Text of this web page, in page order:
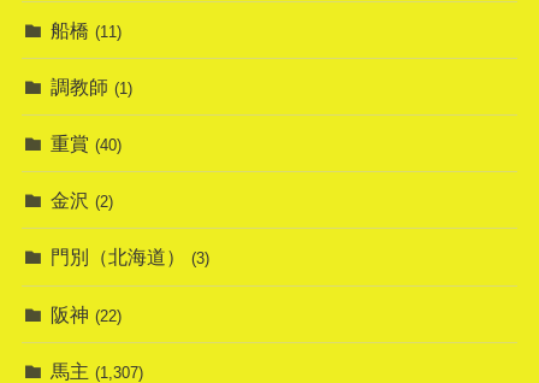
船橋 (11)
調教師 (1)
重賞 (40)
金沢 (2)
門別（北海道） (3)
阪神 (22)
馬主 (1,307)